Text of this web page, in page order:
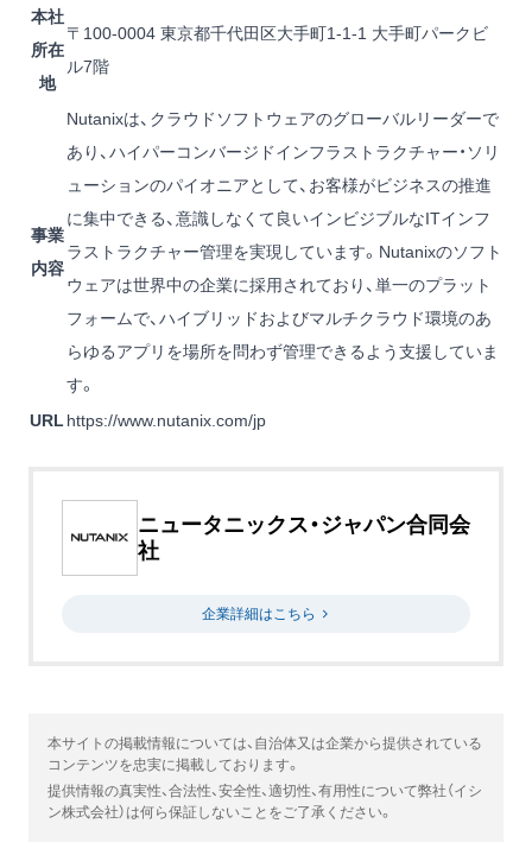
本社
所在
地
〒100-0004 東京都千代田区大手町1-1-1 大手町パークビ
ル7階
事業
内容
Nutanixは、クラウドソフトウェアのグローバルリーダーで
あり、ハイパーコンバージドインフラストラクチャー・ソリ
ューションのパイオニアとして、お客様がビジネスの推進
に集中できる、意識しなくて良いインビジブルなITインフ
ラストラクチャー管理を実現しています。Nutanixのソフト
ウェアは世界中の企業に採用されており、単一のプラット
フォームで、ハイブリッドおよびマルチクラウド環境のあ
らゆるアプリを場所を問わず管理できるよう支援していま
す。
URL https://www.nutanix.com/jp
ニュータニックス・ジャパン合同会
社
企業詳細はこちら
本サイトの掲載情報については、自治体又は企業から提供されている
コンテンツを忠実に掲載しております。
提供情報の真実性、合法性、安全性、適切性、有用性について弊社（イシ
ン株式会社）は何ら保証しないことをご了承ください。